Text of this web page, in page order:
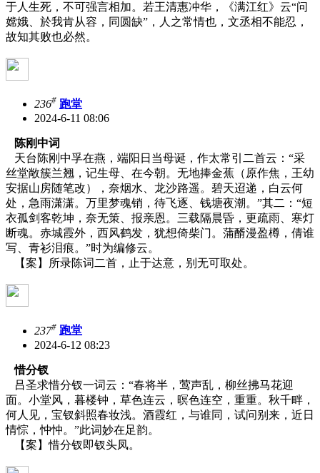
于人生死，不可强言相加。若王清惠冲华，《满江红》云“问
嫦娥、於我肯从容，同圆缺”，人之常情也，文丞相不能忍，
故知其败也必然。
236# 跑堂
2024-6-11 08:06
陈刚中词
天台陈刚中孚在燕，端阳日当母诞，作太常引二首云：“采
丝堂敞簇兰翘，记生母、在今朝。无地捧金蕉（原作焦，王幼
安据山房随笔改），奈烟水、龙沙路遥。碧天迢递，白云何
处，急雨潇潇。万里梦魂销，待飞逐、钱塘夜潮。”其二：“短
衣孤剑客乾坤，奈无策、报亲恩。三载隔晨昏，更疏雨、寒灯
断魂。赤城霞外，西风鹤发，犹想倚柴门。蒲醑漫盈樽，倩谁
写、青衫泪痕。”时为编修云。
【案】所录陈词二首，止于达意，别无可取处。
237# 跑堂
2024-6-12 08:23
惜分钗
吕圣求惜分钗一词云：“春将半，莺声乱，柳丝拂马花迎
面。小堂风，暮楼钟，草色连云，暝色连空，重重。秋千畔，
何人见，宝钗斜照春妆浅。酒霞红，与谁同，试问别来，近日
情悰，忡忡。”此词妙在足韵。
【案】惜分钗即钗头凤。